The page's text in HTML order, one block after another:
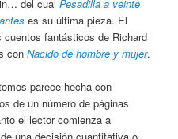
del cualPesadilla a veinte
es su última pieza. El
fantásticos de Richard
conNacido de hombre y mujer.
parece hecha con
de un número de páginas
el lector comienza a